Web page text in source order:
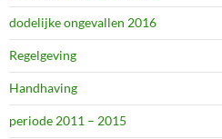
dodelijke ongevallen 2016
Regelgeving
Handhaving
periode 2011 – 2015